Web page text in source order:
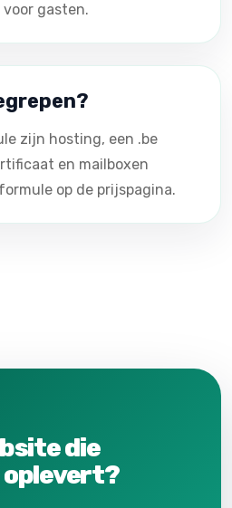
gasten.
zijn hosting, een .be
en mailboxen
op de prijspagina.
die